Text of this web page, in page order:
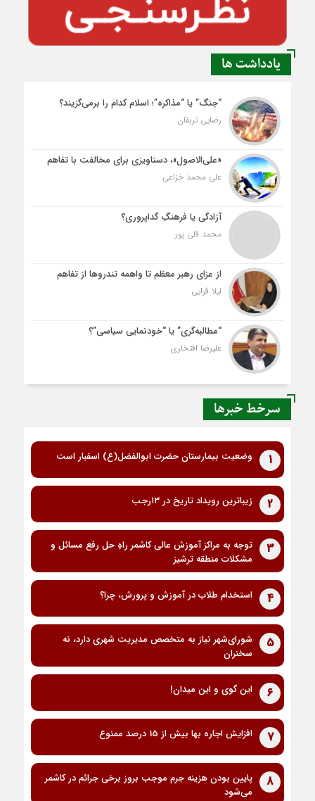
یادداشت ها
“جنگ” یا “مذاکره”؛ اسلام کدام را برمی‌گزیند؟
رضایی تربقان
«علی‌الاصول»، دستاویزی برای مخالفت با تفاهم
علی محمد خزاعی
آزادگی یا فرهنگِ گداپروری؟
محمد قلی پور
از عزای رهبر معظم تا واهمه تندروها از تفاهم
لیلا قرایی
“مطالبه‌گری” یا “خودنمایی سیاسی”؟
علیرضا افتخاری
سرخط خبرها
1 وضعیت بیمارستان حضرت ابوالفضل(ع) اسفبار است
2 زیباترین رویداد تاریخ در ۱۳رجب
3
توجه به مراکز آموزش عالی کاشمر راهِ حل رفع مسائل و
مشکلات منطقه ترشیز
4 استخدام طلاب در آموزش و پرورش، چرا؟
5
شورای‌شهر نیاز به متخصص مدیریت شهری دارد، نه
سخنران
6 این گوی و این میدان!
7 افزایش اجاره بها بیش از 15 درصد ممنوع
8
پایین بودن هزینه جرم موجب بروز برخی جرائم در کاشمر
می‌شود